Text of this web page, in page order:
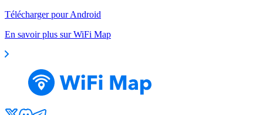
Télécharger pour Android
En savoir plus sur WiFi Map